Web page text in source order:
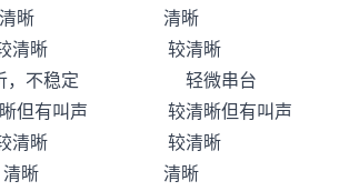
晰 清晰
晰 较清晰
稳定 轻微串台
叫声 较清晰但有叫声
晰 较清晰
晰 清晰